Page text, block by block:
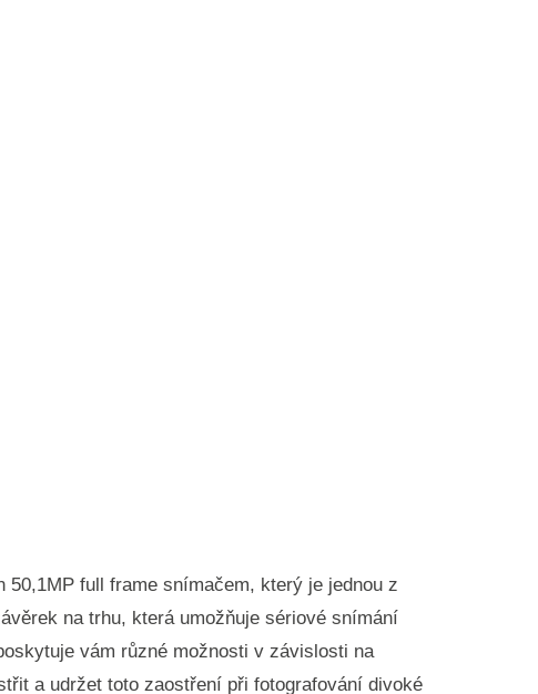
full frame snímačem, který je jednou z
na trhu, která umožňuje sériové snímání
vám různé možnosti v závislosti na
a udržet toto zaostření při fotografování divoké